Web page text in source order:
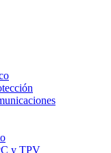
y TPV